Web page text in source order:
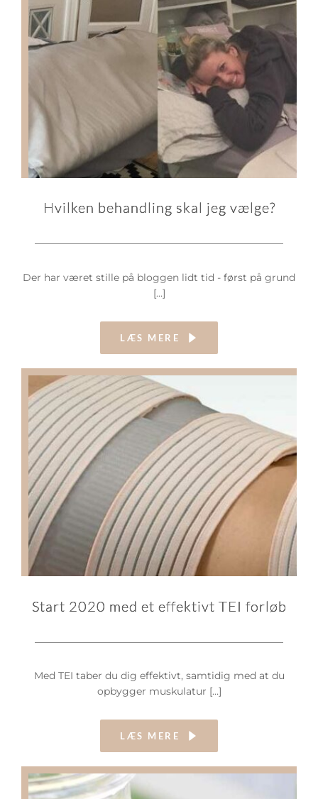
Hvilken behandling skal jeg vælge?
Der har været stille på bloggen lidt tid - først på grund
[…]
LÆS MERE
Start 2020 med et effektivt TEI forløb
Med TEI taber du dig effektivt, samtidig med at du
opbygger muskulatur […]
LÆS MERE